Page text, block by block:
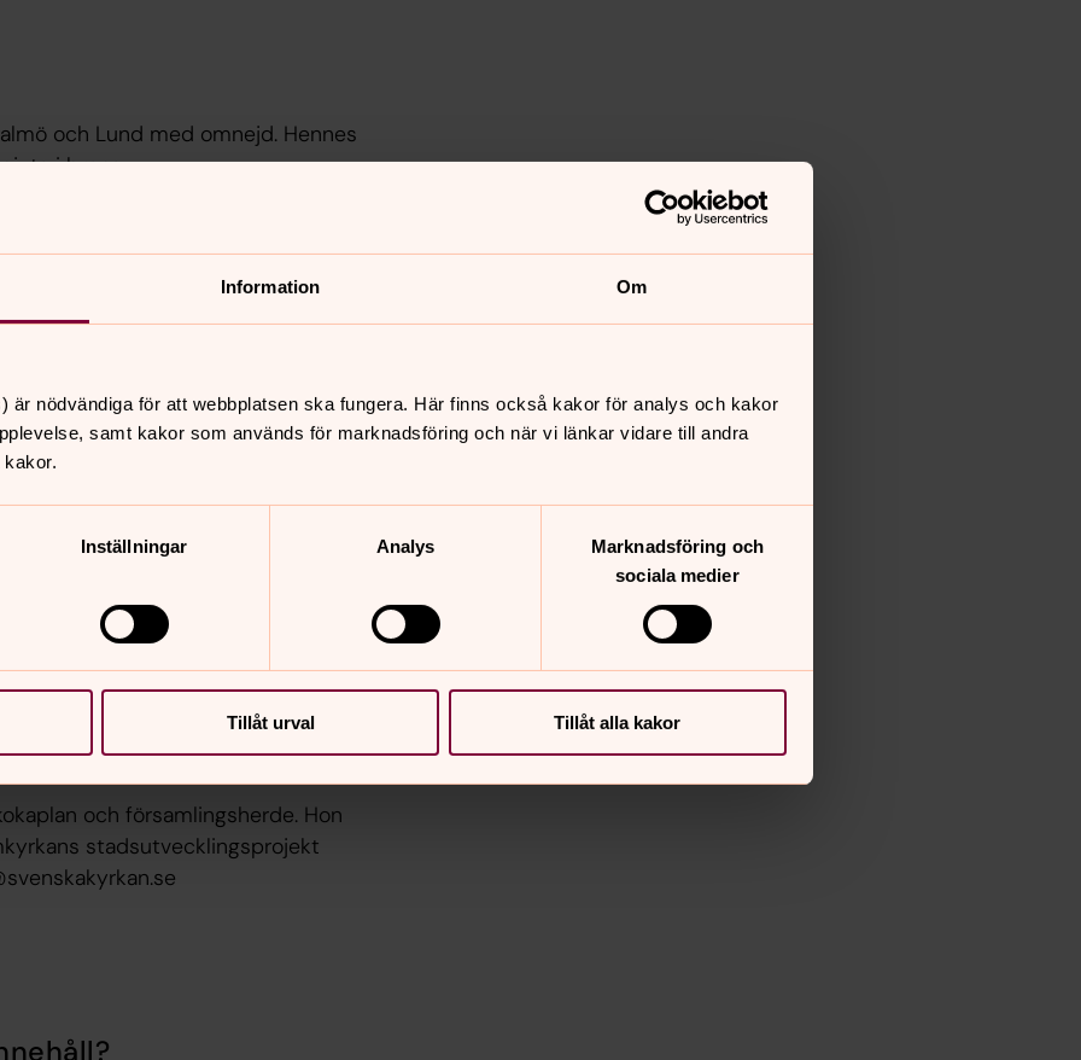
Information Om
är nödvändiga för att webbplatsen ska fungera. Här finns också kakor för analys och kakor
samt kakor som används för marknadsföring och när vi länkar vidare till andra
Inställningar Analys
Marknadsföring och
sociala medier
Tillåt urval Tillåt alla kakor
och Lund med omnejd. Hennes
i brons.
i Helsingborg och flera andra
är planerade både på
ursprungskällan, det farliga och
att vi inte är på vår vanliga trygga
dig: de tänker, undrar vad du tänker
som kommer upp ur marken,
människor med ett djurs förvånade
och församlingsherde. Hon
stadsutvecklingsprojekt